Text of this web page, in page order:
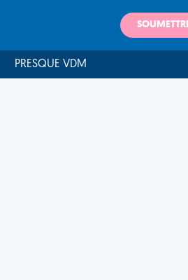
PRESQUE VDM